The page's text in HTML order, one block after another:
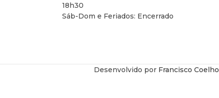
18h30
Sáb-Dom e Feriados: Encerrado
Desenvolvido por Francisco Coelho